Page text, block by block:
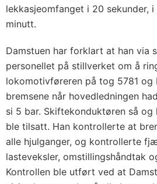
lekkasjeomfanget i 20 sekunder,
minutt.
Damstuen har forklart at han via
personellet på stillverket om å
lokomotivføreren på tog 5781 og
bremsene når hovedledningen
si 5 bar. Skiftekonduktøren så og
ble tilsatt. Han kontrollerte at
alle hjulganger, og kontrollerte
lasteveksler, omstillingshåndtak
Kontrollen ble utført ved at